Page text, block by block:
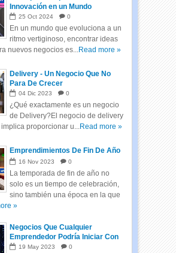
Innovación en un Mundo
Cambiante
25 Oct 2024 0
En un mundo que evoluciona a un
ritmo vertiginoso, encontrar ideas
nuevos negocios es... Read more »
Delivery - Un Negocio Que No
Para De Crecer
04 Dic 2023 0
¿Qué exactamente es un negocio
de Delivery?El negocio de delivery
proporcionar u... Read more »
Emprendimientos De Fin De Año
16 Nov 2023 0
La temporada de fin de año no
solo es un tiempo de celebración,
sino también una época en la que
»
Negocios Que Cualquier
Emprendedor Podría Iniciar Con
Inteligencia Artificial
19 May 2023 0